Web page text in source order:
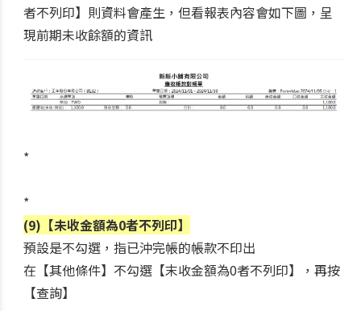
者不列印】則資料會產生，但看報表內容會如下圖，呈
現前期未收餘額的資訊
*
*
(9)【未收金額為0者不列印】
預設是不勾選，指已沖完帳的帳款不印出
在【其他條件】不勾選【末收金額為0者不列印】，再按
【查詢】